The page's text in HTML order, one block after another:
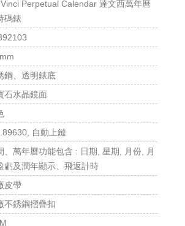
Perpetual Calendar 達文西萬年曆
碼錶
鋼、透明錶底
石水晶鏡面
自動上鏈
、萬年曆功能包含 : 日期, 星期, 月份, 月
虧及潤年顯示、飛返計時
皮帶
不銹鋼摺疊扣